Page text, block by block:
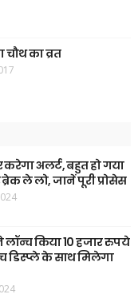
का व्रत
अलर्ट, बहुत हो गया
ले लो, जानें पूरी प्रोसेस
लॉन्च किया 10 हजार रुपये
डिस्प्ले के साथ मिलेगा